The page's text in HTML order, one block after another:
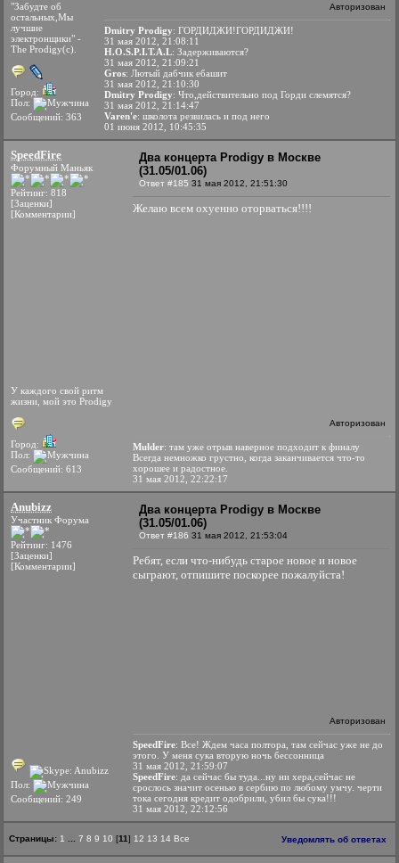
"Забудте об
остальных,Мы
лучшие
электронщики" -
The Prodigy(c).
Город:
Пол:
Сообщений: 363
Авторизован
Dmitry Prodigy: ГОРДИДЖИ!ГОРДИДЖИ!
31 мая 2012, 21:08:11
H.O.S.P.I.T.A.L: Задерживаются?
31 мая 2012, 21:09:21
Gros: Лютый дабчик ебашит
31 мая 2012, 21:10:30
Dmitry Prodigy: Что,действительно под Горди слемятся?
31 мая 2012, 21:14:47
Varen'e: школота резвилась и под него
01 июня 2012, 10:45:35
SpeedFire
Форумный Маньяк
Рейтинг: 818
[Заценки]
[Комментарии]
У каждого свой ритм
жизни, мой это Prodigy
Город:
Пол:
Сообщений: 613
Два концерта Prodigy в Москве
(31.05/01.06)
Ответ #185 31 мая 2012, 21:51:30
Желаю всем охуенно оторваться!!!!
Авторизован
Mulder: там уже отрыв наверное подходит к финалу
Всегда немножко грустно, когда заканчивается что-то
хорошее и радостное.
31 мая 2012, 22:22:17
Anubizz
Участник Форума
Рейтинг: 1476
[Заценки]
[Комментарии]
Пол:
Сообщений: 249
Два концерта Prodigy в Москве
(31.05/01.06)
Ответ #186 31 мая 2012, 21:53:04
Ребят, если что-нибудь старое новое и новое
сыграют, отпишите поскорее пожалуйста!
Авторизован
SpeedFire: Все! Ждем часа полтора, там сейчас уже не до
этого. У меня сука вторую ночь бессонница
31 мая 2012, 21:59:07
SpeedFire: да сейчас бы туда...ну ни хера,сейчас не
срослось значит осенью в сербию по любому умчу. черти
тока сегодня кредит одобрили, убил бы сука!!!
31 мая 2012, 22:12:56
Страницы: 1 7 8 9 10 [11] 12 13 14 Все Уведомлять об ответах